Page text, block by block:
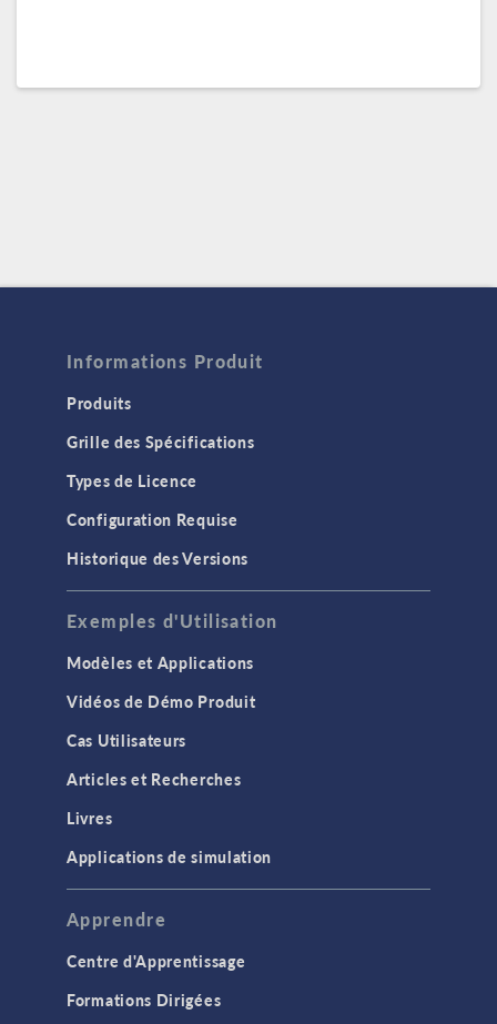
Informations Produit
Produits
Grille des Spécifications
Types de Licence
Configuration Requise
Historique des Versions
Exemples d'Utilisation
Modèles et Applications
Vidéos de Démo Produit
Cas Utilisateurs
Articles et Recherches
Livres
Applications de simulation
Apprendre
Centre d'Apprentissage
Formations Dirigées